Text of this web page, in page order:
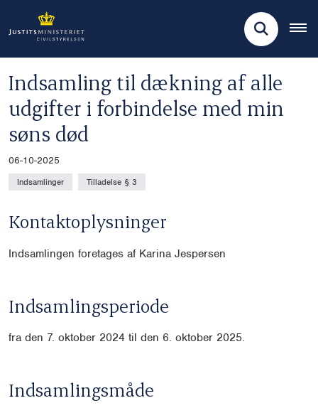
Indsamling til dækning af alle
udgifter i forbindelse med min
søns død
06-10-2025
Indsamlinger Tilladelse § 3
Kontaktoplysninger
Indsamlingen foretages af Karina Jespersen
Indsamlingsperiode
fra den 7. oktober 2024 til den 6. oktober 2025.
Indsamlingsmåde